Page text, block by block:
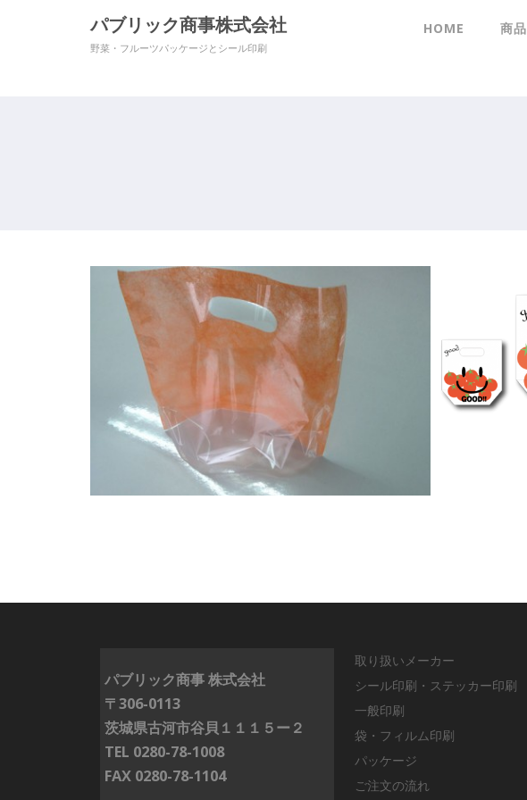
パブリック商事株式会社
野菜・フルーツパッケージとシール印刷
HOME 商品
パブリック商事 株式会社
〒306-0113
茨城県古河市谷貝１１１５ー２
TEL 0280-78-1008
FAX 0280-78-1104
取り扱いメーカー
シール印刷・ステッカー印刷
一般印刷
袋・フィルム印刷
パッケージ
ご注文の流れ